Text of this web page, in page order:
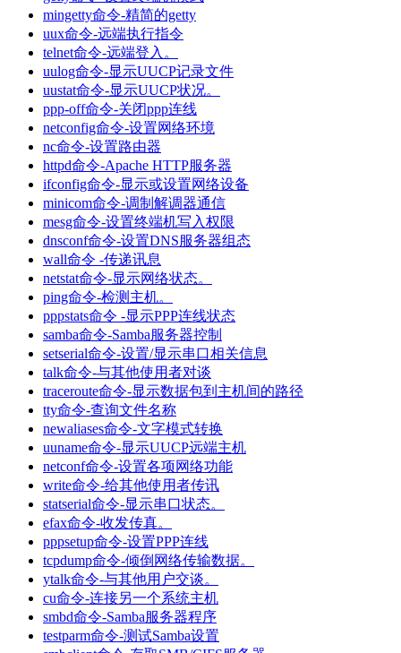
mingetty命令-精简的getty
uux命令-远端执行指令
telnet命令-远端登入。
uulog命令-显示UUCP记录文件
uustat命令-显示UUCP状况。
ppp-off命令-关闭ppp连线
netconfig命令-设置网络环境
nc命令-设置路由器
httpd命令-Apache HTTP服务器
ifconfig命令-显示或设置网络设备
minicom命令-调制解调器通信
mesg命令-设置终端机写入权限
dnsconf命令-设置DNS服务器组态
wall命令 -传递讯息
netstat命令-显示网络状态。
ping命令-检测主机。
pppstats命令 -显示PPP连线状态
samba命令-Samba服务器控制
setserial命令-设置/显示串口相关信息
talk命令-与其他使用者对谈
traceroute命令-显示数据包到主机间的路径
tty命令-查询文件名称
newaliases命令-文字模式转换
uuname命令-显示UUCP远端主机
netconf命令-设置各项网络功能
write命令-给其他使用者传讯
statserial命令-显示串口状态。
efax命令-收发传真。
pppsetup命令-设置PPP连线
tcpdump命令-倾倒网络传输数据。
ytalk命令-与其他用户交谈。
cu命令-连接另一个系统主机
smbd命令-Samba服务器程序
testparm命令-测试Samba设置